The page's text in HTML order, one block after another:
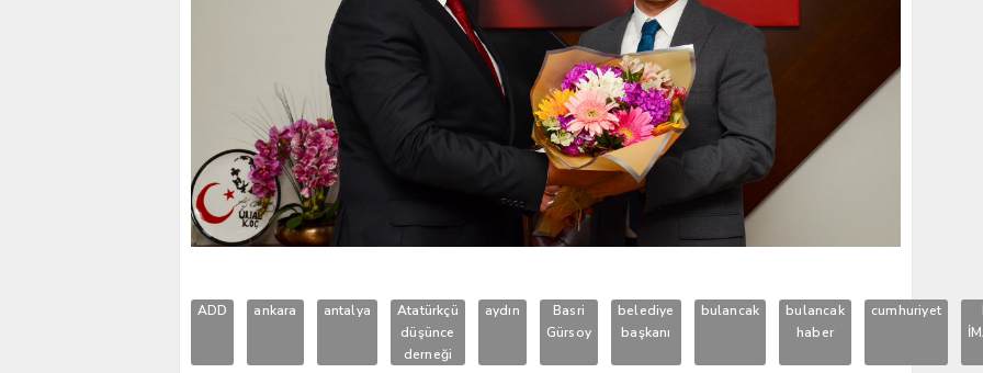
ADD ankara antalya
Atatürkçü
düşünce
derneği
aydın
Basri
Gürsoy
belediye
başkanı
bulancak
bulancak
haber
cumhuriyet